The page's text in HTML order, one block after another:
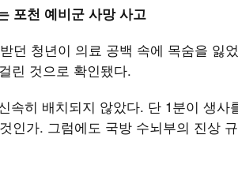
포천 예비군 사망 사고
던 청년이 의료 공백 속에 목숨을 잃
린 것으로 확인됐다.
히 배치되지 않았다. 단 1분이 생사
인가. 그럼에도 국방 수뇌부의 진상